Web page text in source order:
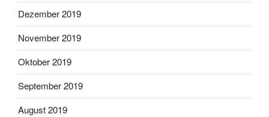
Dezember 2019
November 2019
Oktober 2019
September 2019
August 2019